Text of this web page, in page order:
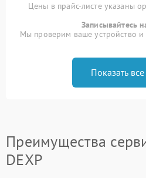
Цены в прайс-листе указаны
Записывайтесь
Мы проверим ваше устройство и
Показать все
Преимущества
DEXP